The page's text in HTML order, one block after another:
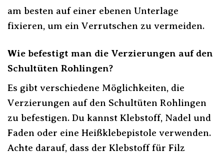
am besten auf einer ebenen Unterlage
fixieren, um ein Verrutschen zu vermeiden.
Wie befestigt man die Verzierungen auf den
Schultüten Rohlingen?
Es gibt verschiedene Möglichkeiten, die
Verzierungen auf den Schultüten Rohlingen
zu befestigen. Du kannst Klebstoff, Nadel und
Faden oder eine Heißklebepistole verwenden.
Achte darauf, dass der Klebstoff für Filz